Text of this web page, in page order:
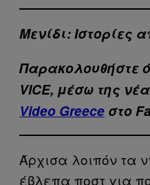
Μενίδι: Ιστορίες
Παρακολουθήστε
VICE, μέσω της
Video Greece στο
Άρχισα λοιπόν τα
έβλεπα ποστ για